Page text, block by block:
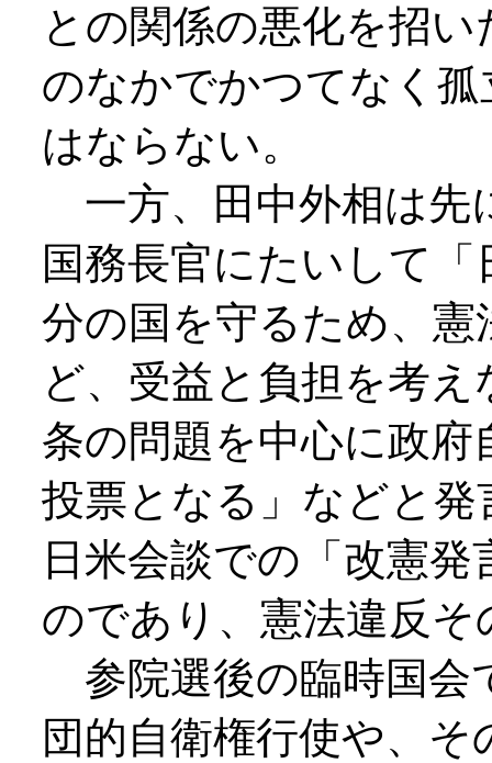
との関係の悪化を招
のなかでかつてなく
はならない。
一方、田中外相は先
国務長官にたいして
分の国を守るため、
ど、受益と負担を考
条の問題を中心に政
投票となる」などと
日米会談での「改憲
のであり、憲法違反そ
参院選後の臨時国会
団的自衛権行使や、